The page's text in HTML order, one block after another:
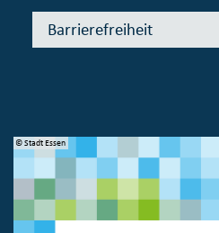
Barrierefreiheit
© Stadt Essen